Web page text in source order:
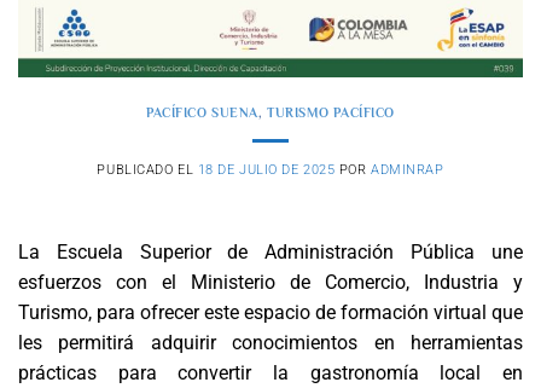
PACÍFICO SUENA, TURISMO PACÍFICO
PUBLICADO EL 18 DE JULIO DE 2025 PORADMINRAP
La Escuela Superior de Administración Pública une
esfuerzos con el Ministerio de Comercio, Industria y
Turismo, para ofrecer este espacio de formación virtual que
les permitirá adquirir conocimientos en herramientas
prácticas para convertir la gastronomía local en